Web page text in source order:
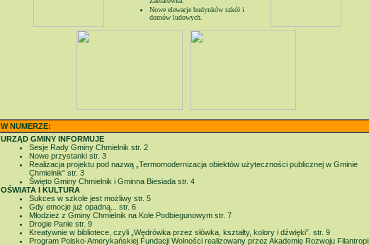
Nowe elewacje budynków szkół i
domów ludowych.
W NUMERZE:
URZĄD GMINY INFORMUJE
Sesje Rady Gminy Chmielnik str. 2
Nowe przystanki str. 3
Realizacja projektu pod nazwą „Termomodernizacja obiektów użyteczności publicznej w Gminie
Chmielnik” str. 3
Święto Gminy Chmielnik i Gminna Biesiada str. 4
OŚWIATA I KULTURA
Sukces w szkole jest możliwy str. 5
Gdy emocje już opadną... str. 6
Młodzież z Gminy Chmielnik na Kole Podbiegunowym str. 7
Drogie Panie str. 9
Kreatywnie w bibliotece, czyli „Wędrówka przez słówka, kształty, kolory i dźwięki”. str. 9
Program Polsko-Amerykańskiej Fundacji Wolności realizowany przez Akademię Rozwoju Filantropii